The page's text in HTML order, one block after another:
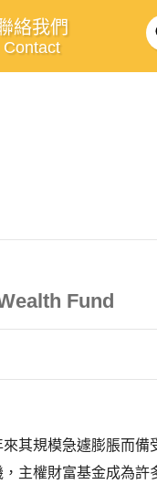
絡我們
Contact
Fund
其規模急遽膨脹而備
主權財富基金成為許